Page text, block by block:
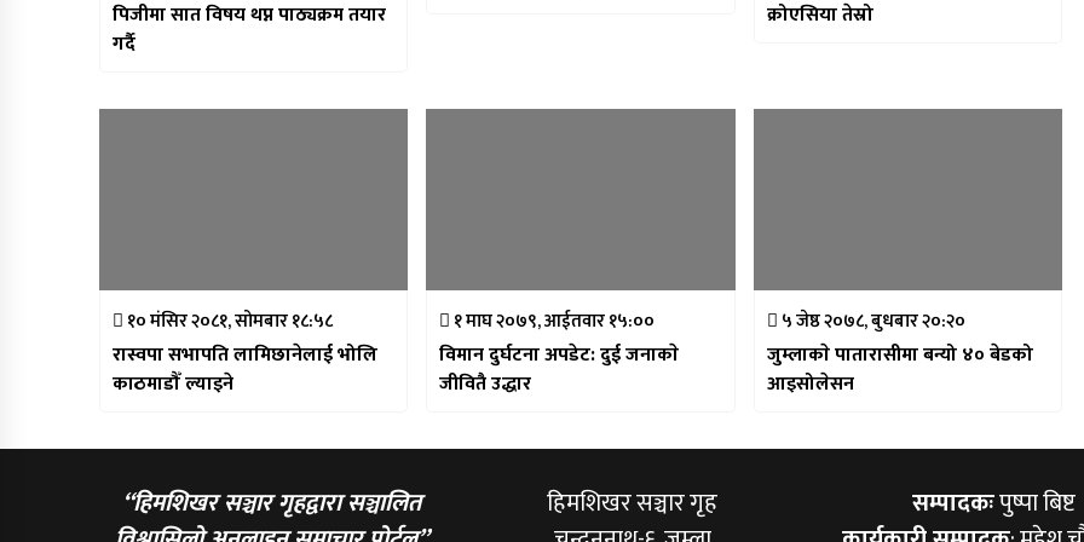
पिजीमा सात विषय थप्न पाठ्यक्रम तयार
गर्दै
क्रोएसिया तेस्रो
१० मंसिर २०८१, सोमबार १८:५८
रास्वपा सभापति लामिछानेलाई भोलि
काठमाडौँ ल्याइने
१ माघ २०७९, आईतवार १५:००
विमान दुर्घटना अपडेट: दुई जनाकाे
जीवितै उद्धार
५ जेष्ठ २०७८, बुधबार २०:२०
जुम्लाकाे पातारासीमा बन्यो ४० बेडको
आइसोलेसन
“हिमशिखर सञ्चार गृहद्वारा सञ्चालित
हिमशिखर सञ्चार गृह
सम्पादकःपुष्पा बिष्ट